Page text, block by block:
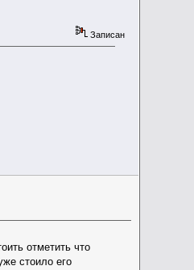
Записан
отметить что
стоило его